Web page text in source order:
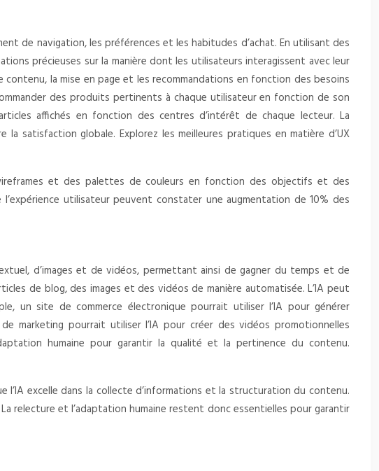
de navigation, les préférences et les habitudes d’achat. En utilisant des
précieuses sur la manière dont les utilisateurs interagissent avec leur
la mise en page et les recommandations en fonction des besoins
des produits pertinents à chaque utilisateur en fonction de son
affichés en fonction des centres d’intérêt de chaque lecteur. La
la satisfaction globale. Explorez les meilleures pratiques en matière d’UX
et des palettes de couleurs en fonction des objectifs et des
utilisateur peuvent constater une augmentation de 10% des
d’images et de vidéos, permettant ainsi de gagner du temps et de
de blog, des images et des vidéos de manière automatisée. L’IA peut
un site de commerce électronique pourrait utiliser l’IA pour générer
marketing pourrait utiliser l’IA pour créer des vidéos promotionnelles
humaine pour garantir la qualité et la pertinence du contenu.
excelle dans la collecte d’informations et la structuration du contenu.
relecture et l’adaptation humaine restent donc essentielles pour garantir